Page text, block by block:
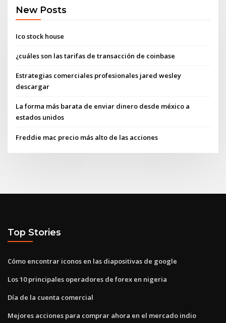
New Posts
Ico stock house
¿cuáles son las tarifas de transacción de coinbase
Estrategias comerciales profesionales jared wesley
descargar
La forma más barata de enviar dinero desde méxico a
estados unidos
Freddie mac precio más alto de las acciones
Top Stories
Cómo encontrar iconos en las diapositivas de google
Los 10 principales operadores de forex en nigeria
Día de la cuenta comercial
Mejores acciones para comprar ahora en el mercado indio